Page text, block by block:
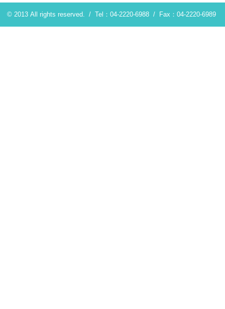
© 2013 All rights reserved. / Tel：04-2220-6988 / Fax：04-2220-6989